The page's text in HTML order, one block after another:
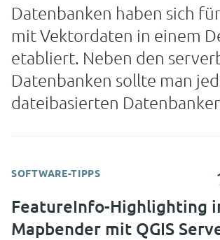
Datenbanken haben sich
mit Vektordaten in einem
etabliert. Neben den
Datenbanken sollte man
dateibasierten
vorziehen.
SOFTWARE-TIPPS
FeatureInfo-Highlighting
Mapbender mit QGIS